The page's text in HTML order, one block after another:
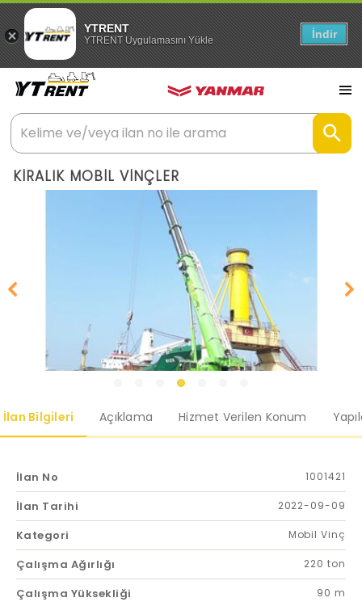
YTRENT
YTRENT Uygulamasını Yükle İndir
KİRALIK MOBİL VİNÇLER
İlan Bilgileri Açıklama Hizmet Verilen Konum
İlan No 1001421
İlan Tarihi 2022-09-09
Kategori Mobil Vinç
Çalışma Ağırlığı 220 ton
Çalışma Yüksekliği 90 m